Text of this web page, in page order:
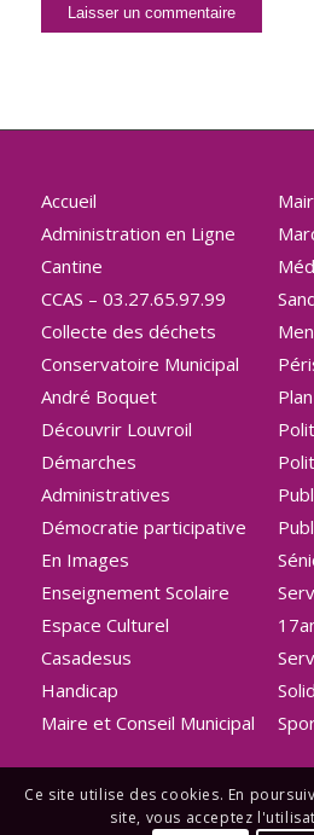
Accueil
Administration en Ligne
Cantine
CCAS – 03.27.65.97.99
Collecte des déchets
Conservatoire Municipal
André Boquet
Découvrir Louvroil
Démarches
Administratives
Démocratie participative
En Images
Enseignement Scolaire
Espace Culturel
Casadesus
Handicap
Maire et Conseil Municipal
Ce site utilise des cookies. En
site, vous acceptez